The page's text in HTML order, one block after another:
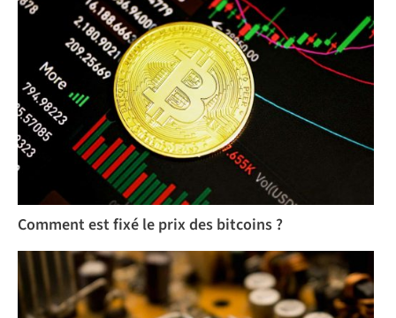
Comment est fixé le prix des bitcoins ?